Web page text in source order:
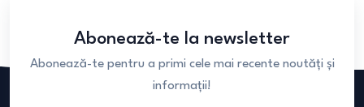
Abonează-te la newsletter
Abonează-te pentru a primi cele mai recente noutăți și
informații!